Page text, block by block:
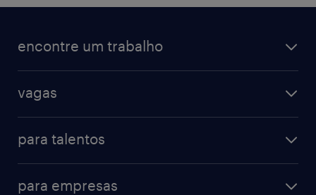
encontre um trabalho
vagas
para talentos
para empresas